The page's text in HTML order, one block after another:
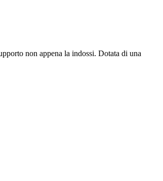
non appena la indossi. Dotata di una